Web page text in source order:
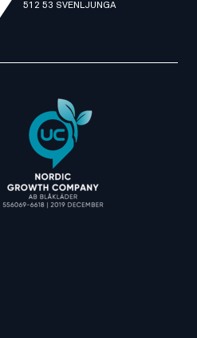
512 53 SVENLJUNGA